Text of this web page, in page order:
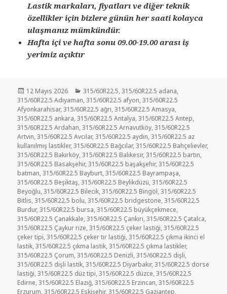
Lastik markaları, fiyatları ve diğer teknik
özellikler için bizlere günün her saati kolayca
ulaşmanız mümkündür.
Hafta içi ve hafta sonu 09.00-19.00 arası iş
yerimiz açıktır
Yayın
tarihi
12 Mayıs 2026 Kategoriler
315/60R22.5,315/60R22.5 adana,
315/60R22.5 Adıyaman,315/60R22.5 afyon,315/60R22.5
Afyonkarahisar,315/60R22.5 ağrı,315/60R22.5 Amasya,
315/60R22.5 ankara,315/60R22.5 Antalya,315/60R22.5 Antep,
315/60R22.5 Ardahan,315/60R22.5 Arnavutköy,315/60R22.5
Artvin,315/60R22.5 Avcılar,315/60R22.5 aydın,315/60R22.5 az
kullanılmış lastikler,315/60R22.5 Bağcılar,315/60R22.5 Bahçelievler,
315/60R22.5 Bakırköy,315/60R22.5 Balıkesir,315/60R22.5 bartın,
315/60R22.5 Basakşehir,315/60R22.5 başakşehir,315/60R22.5
batman,315/60R22.5 Bayburt,315/60R22.5 Bayrampaşa,
315/60R22.5 Beşiktaş,315/60R22.5 Beylikdüzü,315/60R22.5
Beyoğlu,315/60R22.5 Bilecik,315/60R22.5 Bingöl,315/60R22.5
Bitlis,315/60R22.5 bolu,315/60R22.5 bridgestone,315/60R22.5
Burdur,315/60R22.5 bursa,315/60R22.5 büyükçekmece,
315/60R22.5 Çanakkale,315/60R22.5 Çankırı,315/60R22.5 Çatalca,
315/60R22.5 Çaykur rize,315/60R22.5 çeker lastiği,315/60R22.5
çeker tipi,315/60R22.5 çeker tır lastiği,315/60R22.5 çıkma ikinci el
lastik,315/60R22.5 çıkma lastik,315/60R22.5 çıkma lastikler,
315/60R22.5 Çorum,315/60R22.5 Denizli,315/60R22.5 dişli,
315/60R22.5 dişli lastik,315/60R22.5 Diyarbakır,315/60R22.5 dorse
lastiği,315/60R22.5 düz tipi,315/60R22.5 düzce,315/60R22.5
Edirne,315/60R22.5 Elazığ,315/60R22.5 Erzincan,315/60R22.5
Erzurum,315/60R22.5 Eskişehir,315/60R22.5 Gaziantep,